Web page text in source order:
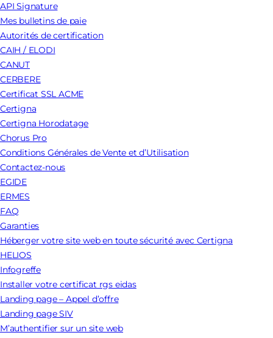
API Signature
Mes bulletins de paie
Autorités de certification
CAIH / ELODI
CANUT
CERBERE
Certificat SSL ACME
Certigna
Certigna Horodatage
Chorus Pro
Conditions Générales de Vente et d’Utilisation
Contactez-nous
EGIDE
ERMES
FAQ
Garanties
Héberger votre site web en toute sécurité avec Certigna
HELIOS
Infogreffe
Installer votre certificat rgs eidas
Landing page – Appel d’offre
Landing page SIV
M’authentifier sur un site web